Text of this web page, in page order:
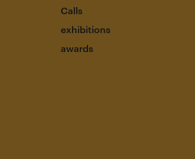
Calls
exhibitions
awards